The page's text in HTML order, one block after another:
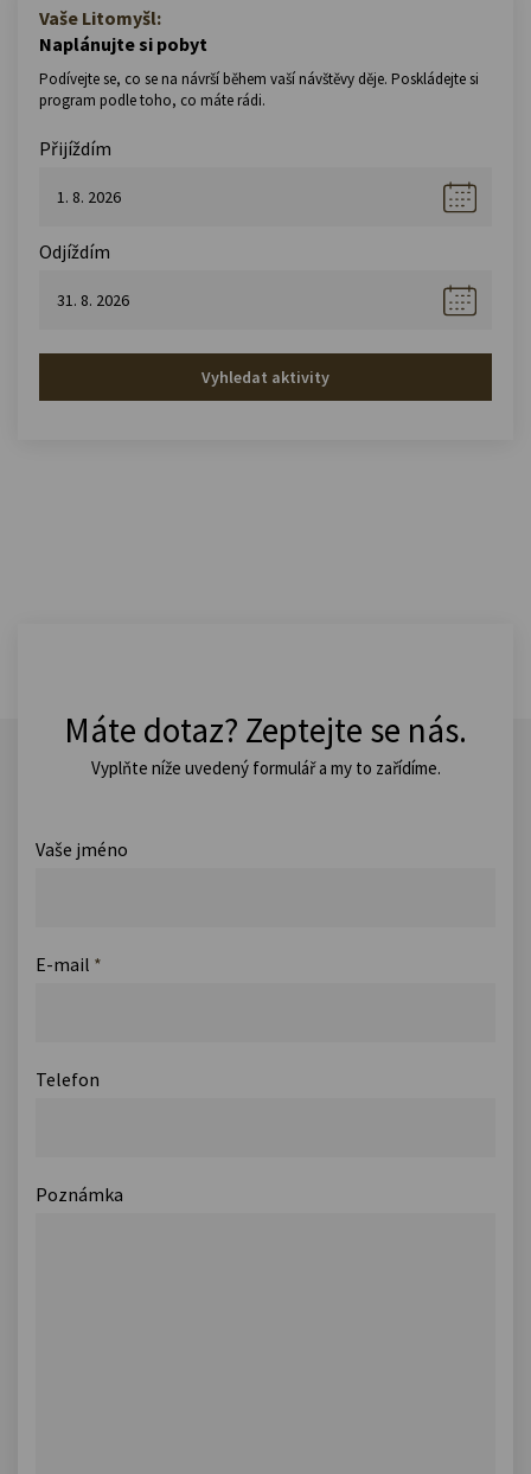
Vaše Litomyšl:
Naplánujte si pobyt
Podívejte se, co se na návrší během vaší návštěvy děje. Poskládejte si
program podle toho, co máte rádi.
Přijíždím
Odjíždím
Vyhledat aktivity
Máte dotaz? Zeptejte se nás.
Vyplňte níže uvedený formulář a my to zařídíme.
Vaše jméno
E-mail *
Telefon
Poznámka